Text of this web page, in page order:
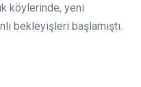
köylerinde, yeni
bekleyişleri başlamıştı.